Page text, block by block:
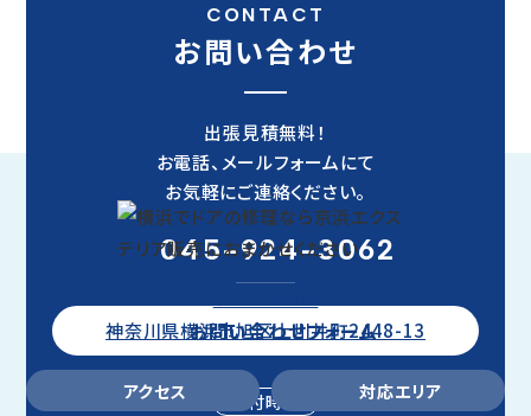
CONTACT
お問い合わせ
出張見積無料！
お電話、メールフォームにて
お気軽にご連絡ください。
045-924-3062
お問い合わせフォーム
受付時間
神奈川県横浜市旭区上川井町2448-13
アクセス 対応エリア